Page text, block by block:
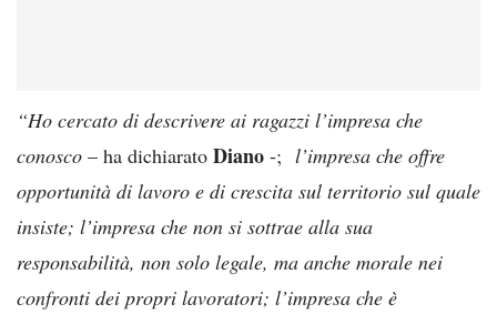
“Ho cercato di descrivere ai ragazzi l’impresa che
conosco – ha dichiarato Diano -; l’impresa che offre
opportunità di lavoro e di crescita sul territorio sul quale
insiste; l’impresa che non si sottrae alla sua
responsabilità, non solo legale, ma anche morale nei
confronti dei propri lavoratori; l’impresa che è